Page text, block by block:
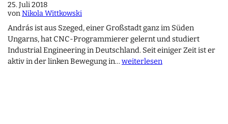
25. Juli 2018
vonNikola Wittkowski
András ist aus Szeged, einer Großstadt ganz im Süden
Ungarns, hat CNC-Programmierer gelernt und studiert
Industrial Engineering in Deutschland. Seit einiger Zeit ist er
aktiv in der linken Bewegung in…weiterlesen